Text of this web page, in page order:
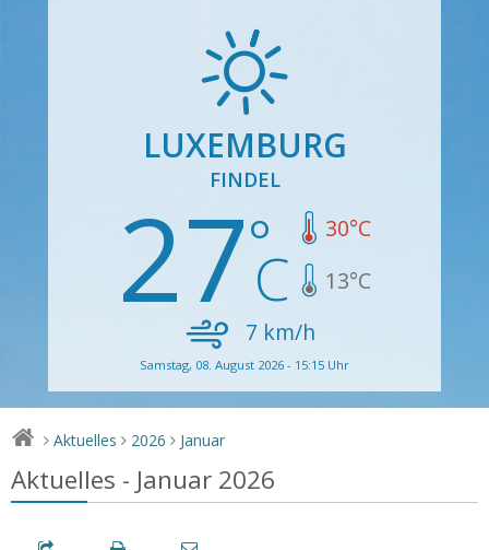
LUXEMBURG
FINDEL
27 30°C
13°C
7 km/h
Samstag, 08. August 2026 - 15:15 Uhr
> Aktuelles > 2026 > Januar
Aktuelles - Januar 2026